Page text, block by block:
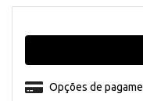
Opções de